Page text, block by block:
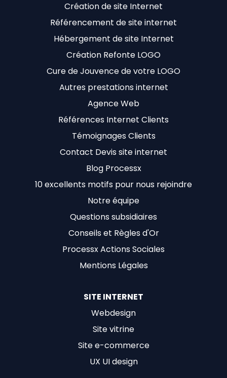
Création de site Internet
Référencement de site internet
Hébergement de site Internet
Création Refonte LOGO
Cure de Jouvence de votre LOGO
Autres prestations internet
Agence Web
Références Internet Clients
Témoignages Clients
Contact Devis site internet
Blog Processx
10 excellents motifs pour nous rejoindre
Notre équipe
Questions subsidiaires
Conseils et Règles d'Or
Processx Actions Sociales
Mentions Légales
SITE INTERNET
Webdesign
Site vitrine
Site e-commerce
UX UI design